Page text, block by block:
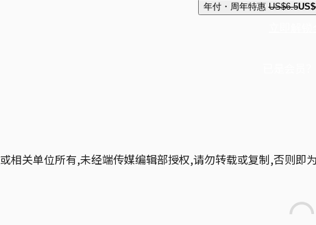
年付・周年特惠 US$6.5
或相关单位所有,未经端传媒编辑部授权,请勿转载或复制,否则即为